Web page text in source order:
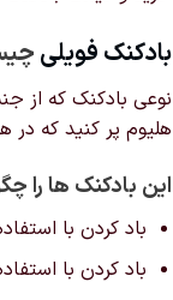
بادکنک‌ فویلی
نوعی بادکنک که از
هلیوم پر کنید که
این بادکنک ها را
باد کردن با
باد کردن با